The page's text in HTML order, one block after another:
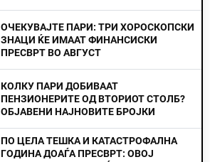
ОЧЕКУВАЈТЕ ПАРИ: ТРИ ХОРОСКОПСКИ
ЗНАЦИ ЌЕ ИМААТ ФИНАНСИСКИ
ПРЕСВРТ ВО АВГУСТ
КОЛКУ ПАРИ ДОБИВААТ
ПЕНЗИОНЕРИТЕ ОД ВТОРИОТ СТОЛБ?
ОБЈАВЕНИ НАЈНОВИТЕ БРОЈКИ
ПО ЦЕЛА ТЕШКА И КАТАСТРОФАЛНА
ГОДИНА ДОАЃА ПРЕСВРТ: ОВОЈ